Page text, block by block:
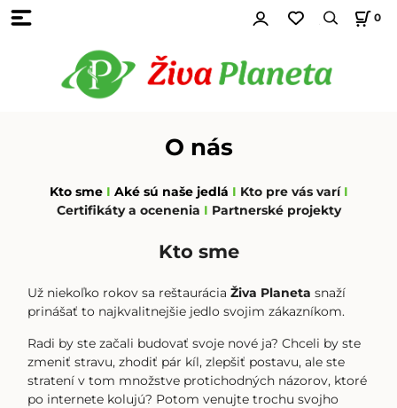
0
O nás
Kto sme I Aké sú naše jedlá I Kto pre vás varí I
Certifikáty a ocenenia I Partnerské projekty
Kto sme
Už niekoľko rokov sa reštauráciaŽiva Planeta snaží
prinášať to najkvalitnejšie jedlo svojim zákazníkom.
Radi by ste začali budovať svoje nové ja? Chceli by ste
zmeniť stravu, zhodiť pár kíl, zlepšiť postavu, ale ste
stratení v tom množstve protichodných názorov, ktoré
po internete kolujú? Potom venujte trochu svojho